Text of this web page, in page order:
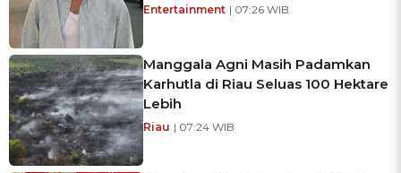
Entertainment | 07:26 WIB
Manggala Agni Masih Padamkan
Karhutla di Riau Seluas 100 Hektare
Lebih
Riau | 07:24 WIB